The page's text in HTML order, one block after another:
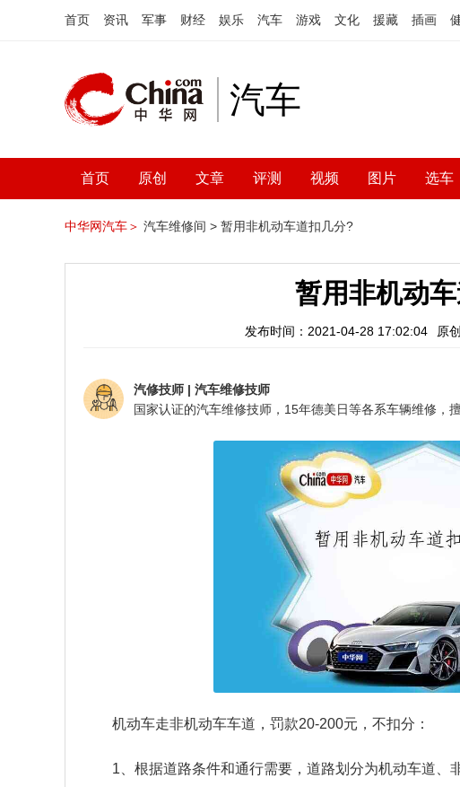
首页 资讯 军事 财经 娱乐 汽车 游戏 文化 援藏 插画
汽车
首页 原创 文章 评测 视频 图片 选车
中华网汽车＞ 汽车维修间 > 暂用非机动车道扣几分?
暂用非机动
发布时间：2021-04-28 17:02:04 原创
汽修技师 | 汽车维修技师
机动车走非机动车车道，罚款20-200元，不扣分：
1、根据道路条件和通行需要，道路划分为机动车道